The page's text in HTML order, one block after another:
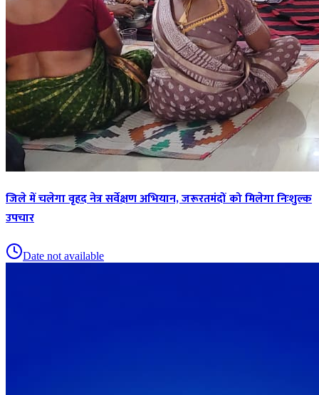
जिले में चलेगा वृहद नेत्र सर्वेक्षण अभियान, जरूरतमंदों को मिलेगा निःशुल्क
उपचार
Date not available